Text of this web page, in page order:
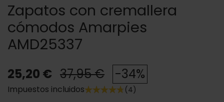
Zapatos con cremallera
cómodos Amarpies
AMD25337
25,20 € 37,95 € -34%
Impuestos incluidos (4)